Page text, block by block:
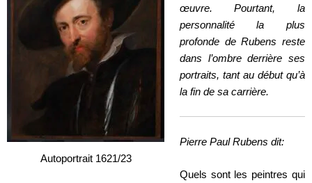
Autoportrait 1621/23
œuvre. Pourtant, la
personnalité la plus
profonde de Rubens reste
dans l’ombre derrière ses
portraits, tant au début qu’à
la fin de sa carrière.
Pierre Paul Rubens dit:
Quels sont les peintres qui